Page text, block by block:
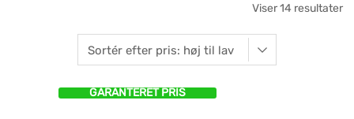
Viser 14 resultater
GARANTERET PRIS